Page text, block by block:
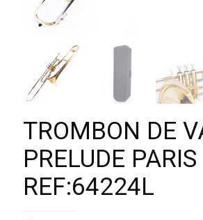
TROMBON DE
PRELUDE PARIS
REF:64224L